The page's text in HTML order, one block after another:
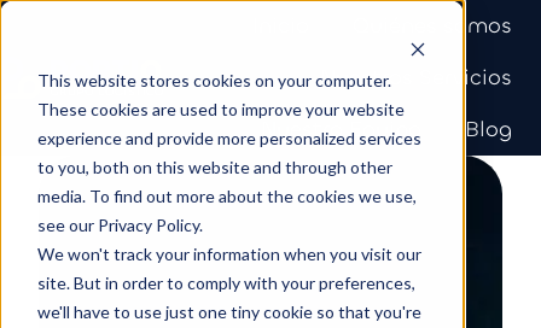
This website stores cookies on your computer.
These cookies are used to improve your website
experience and provide more personalized services
to you, both on this website and through other
media. To find out more about the cookies we use,
see our Privacy Policy.
We won't track your information when you visit our
site. But in order to comply with your preferences,
we'll have to use just one tiny cookie so that you're
Quiénes somos
Nuestros Servicios
Nuestro Equipo
Blog